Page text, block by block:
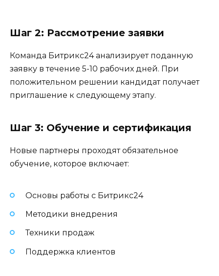
Шаг 2: Рассмотрение заявки
Команда Битрикс24 анализирует поданную
заявку в течение 5-10 рабочих дней. При
положительном решении кандидат получает
приглашение к следующему этапу.
Шаг 3: Обучение и сертификация
Новые партнеры проходят обязательное
обучение, которое включает:
Основы работы с Битрикс24
Методики внедрения
Техники продаж
Поддержка клиентов